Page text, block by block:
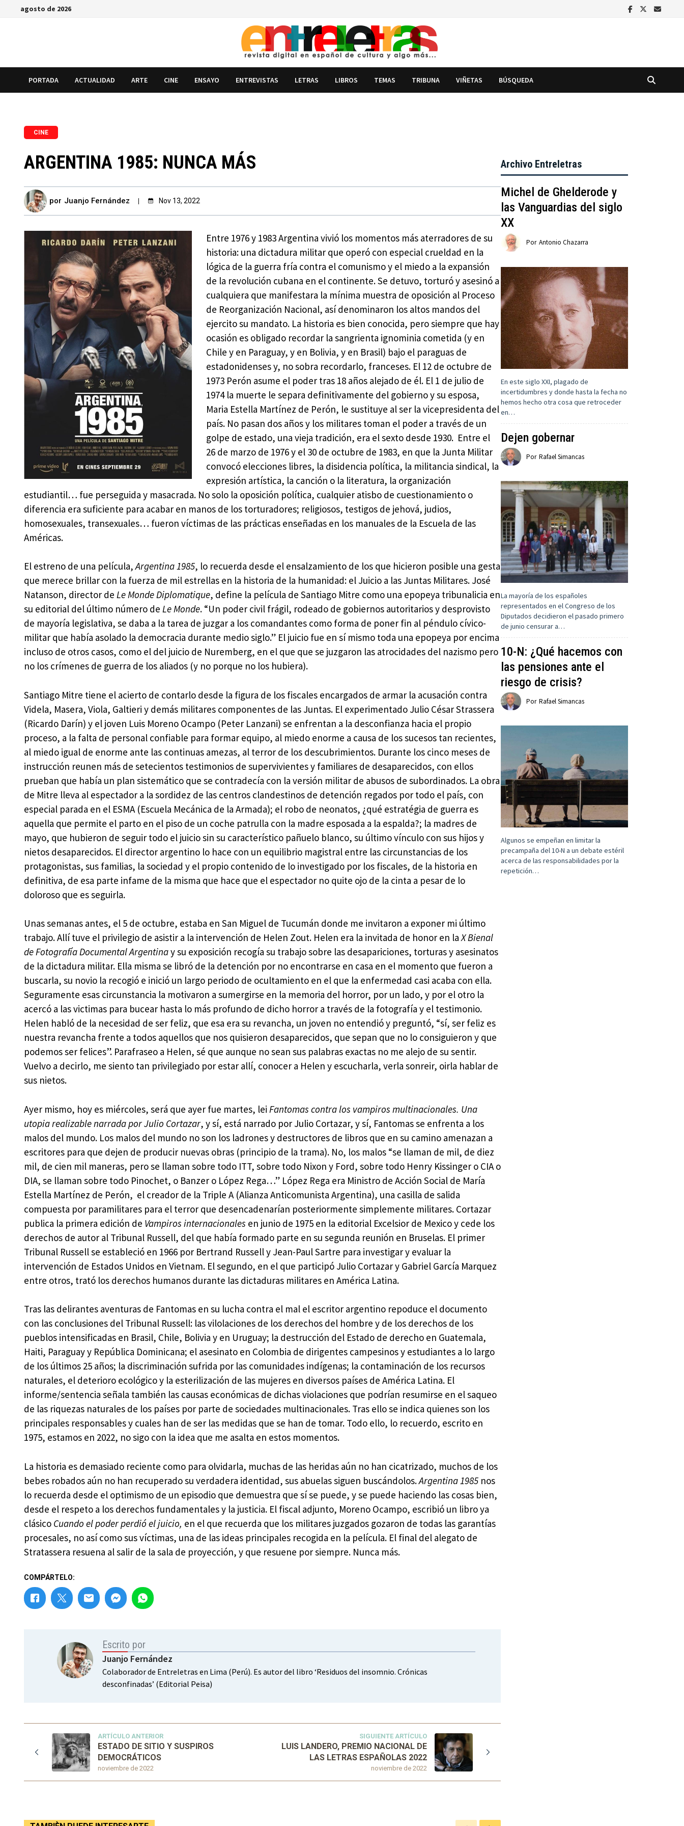
Saltaragosto de 2026
PORTADA ACTUALIDAD ARTE CINE ENSAYO ENTREVISTAS LETRAS LIBROS TEMAS TRIBUNA VIÑETAS BÚSQUEDA
CINE
ARGENTINA 1985: NUNCA MÁS
por Juanjo Fernández Nov 13, 2022
Entre 1976 y 1983 Argentina vivió los momentos más aterradores de su
historia: una dictadura militar que operó con especial crueldad en la
lógica de la guerra fría contra el comunismo y el miedo a la expansión
de la revolución cubana en el continente. Se detuvo, torturó y asesinó a
cualquiera que manifestara la mínima muestra de oposición al Proceso
de Reorganización Nacional, así denominaron los altos mandos del
ejercito su mandato. La historia es bien conocida, pero siempre que hay
ocasión es obligado recordar la sangrienta ignominia cometida (y en
Chile y en Paraguay, y en Bolivia, y en Brasil) bajo el paraguas de
estadonidenses y, no sobra recordarlo, franceses. El 12 de octubre de
1973 Perón asume el poder tras 18 años alejado de él. El 1 de julio de
1974 la muerte le separa definitivamente del gobierno y su esposa,
Maria Estella Martínez de Perón, le sustituye al ser la vicepresidenta del
país. No pasan dos años y los militares toman el poder a través de un
golpe de estado, una vieja tradición, era el sexto desde 1930. Entre el
26 de marzo de 1976 y el 30 de octubre de 1983, en que la Junta Militar
convocó elecciones libres, la disidencia política, la militancia sindical, la
expresión artística, la canción o la literatura, la organización
estudiantil… fue perseguida y masacrada. No solo la oposición política, cualquier atisbo de cuestionamiento o
diferencia era suficiente para acabar en manos de los torturadores; religiosos, testigos de jehová, judios,
homosexuales, transexuales… fueron víctimas de las prácticas enseñadas en los manuales de la Escuela de las
Américas.
El estreno de una película,Argentina 1985, lo recuerda desde el ensalzamiento de los que hicieron posible una gesta
que merece brillar con la fuerza de mil estrellas en la historia de la humanidad: el Juicio a las Juntas Militares. José
Natanson, director de Le Monde Diplomatique, define la película de Santiago Mitre como una epopeya tribunalicia en
su editorial del último número de Le Monde. “Un poder civil frágil, rodeado de gobiernos autoritarios y desprovisto
de mayoría legislativa, se daba a la tarea de juzgar a los comandantes como forma de poner fin al péndulo cívico-
militar que había asolado la democracia durante medio siglo.” El juicio fue en sí mismo toda una epopeya por encima
incluso de otros casos, como el del juicio de Nuremberg, en el que que se juzgaron las atrocidades del nazismo pero
no los crímenes de guerra de los aliados (y no porque no los hubiera).
Santiago Mitre tiene el acierto de contarlo desde la figura de los fiscales encargados de armar la acusación contra
Videla, Masera, Viola, Galtieri y demás militares componentes de las Juntas. El experimentado Julio César Strassera
(Ricardo Darín) y el joven Luis Moreno Ocampo (Peter Lanzani) se enfrentan a la desconfianza hacia el propio
proceso, a la falta de personal confiable para formar equipo, al miedo enorme a causa de los sucesos tan recientes,
al miedo igual de enorme ante las continuas amezas, al terror de los descubrimientos. Durante los cinco meses de
instrucción reunen más de setecientos testimonios de supervivientes y familiares de desaparecidos, con ellos
prueban que había un plan sistemático que se contradecía con la versión militar de abusos de subordinados. La obra
de Mitre lleva al espectador a la sordidez de las centros clandestinos de detención regados por todo el país, con
especial parada en el ESMA (Escuela Mecánica de la Armada); el robo de neonatos, ¿qué estratégia de guerra es
aquella que permite el parto en el piso de un coche patrulla con la madre esposada a la espalda?; la madres de
mayo, que hubieron de seguir todo el juicio sin su característico pañuelo blanco, su último vínculo con sus hijos y
nietos desaparecidos. El director argentino lo hace con un equilibrio magistral entre las circunstancias de los
protagonistas, sus familias, la sociedad y el propio contenido de lo investigado por los fiscales, de la historia en
definitiva, de esa parte infame de la misma que hace que el espectador no quite ojo de la cinta a pesar de lo
doloroso que es seguirla.
Unas semanas antes, el 5 de octubre, estaba en San Miguel de Tucumán donde me invitaron a exponer mi último
trabajo. Allí tuve el privilegio de asistir a la intervención de Helen Zout. Helen era la invitada de honor en laX Bienal
de Fotografía Documental Argentinay su exposición recogía su trabajo sobre las desapariciones, torturas y asesinatos
de la dictadura militar. Ella misma se libró de la detención por no encontrarse en casa en el momento que fueron a
buscarla, su novio la recogió e inició un largo periodo de ocultamiento en el que la enfermedad casi acaba con ella.
Seguramente esas circunstancia la motivaron a sumergirse en la memoria del horror, por un lado, y por el otro la
acercó a las victimas para bucear hasta lo más profundo de dicho horror a través de la fotografía y el testimonio.
Helen habló de la necesidad de ser feliz, que esa era su revancha, un joven no entendió y preguntó, “sí, ser feliz es
nuestra revancha frente a todos aquellos que nos quisieron desaparecidos, que sepan que no lo consiguieron y que
podemos ser felices”. Parafraseo a Helen, sé que aunque no sean sus palabras exactas no me alejo de su sentir.
Vuelvo a decirlo, me siento tan privilegiado por estar allí, conocer a Helen y escucharla, verla sonreir, oirla hablar de
sus nietos.
Ayer mismo, hoy es miércoles, será que ayer fue martes, lei Fantomas contra los vampiros multinacionales. Una
utopia realizable narrada por Julio Cortazar, y sí, está narrado por Julio Cortazar, y sí, Fantomas se enfrenta a los
malos del mundo. Los malos del mundo no son los ladrones y destructores de libros que en su camino amenazan a
escritores para que dejen de producir nuevas obras (principio de la trama). No, los malos “se llaman de mil, de diez
mil, de cien mil maneras, pero se llaman sobre todo ITT, sobre todo Nixon y Ford, sobre todo Henry Kissinger o CIA o
DIA, se llaman sobre todo Pinochet, o Banzer o López Rega…” López Rega era Ministro de Acción Social de María
Estella Martínez de Perón, el creador de la Triple A (Alianza Anticomunista Argentina), una casilla de salida
compuesta por paramilitares para el terror que desencadenarían posteriormente simplemente militares. Cortazar
publica la primera edición de Vampiros internacionales en junio de 1975 en la editorial Excelsior de Mexico y cede los
derechos de autor al Tribunal Russell, del que había formado parte en su segunda reunión en Bruselas. El primer
Tribunal Russell se estableció en 1966 por Bertrand Russell y Jean-Paul Sartre para investigar y evaluar la
intervención de Estados Unidos en Vietnam. El segundo, en el que participó Julio Cortazar y Gabriel García Marquez
entre otros, trató los derechos humanos durante las dictaduras militares en América Latina.
Tras las delirantes aventuras de Fantomas en su lucha contra el mal el escritor argentino repoduce el documento
con las conclusiones del Tribunal Russell: las vilolaciones de los derechos del hombre y de los derechos de los
pueblos intensificadas en Brasil, Chile, Bolivia y en Uruguay; la destrucción del Estado de derecho en Guatemala,
Haiti, Paraguay y República Dominicana; el asesinato en Colombia de dirigentes campesinos y estudiantes a lo largo
de los últimos 25 años; la discriminación sufrida por las comunidades indígenas; la contaminación de los recursos
naturales, el deterioro ecológico y la esterilización de las mujeres en diversos países de América Latina. El
informe/sentencia señala también las causas económicas de dichas violaciones que podrían resumirse en el saqueo
de las riquezas naturales de los países por parte de sociedades multinacionales. Tras ello se indica quienes son los
principales responsables y cuales han de ser las medidas que se han de tomar. Todo ello, lo recuerdo, escrito en
1975, estamos en 2022, no sigo con la idea que me asalta en estos momentos.
La historia es demasiado reciente como para olvidarla, muchas de las heridas aún no han cicatrizado, muchos de los
bebes robados aún no han recuperado su verdadera identidad, sus abuelas siguen buscándolos.Argentina 1985nos
lo recuerda desde el optimismo de un episodio que demuestra que sí se puede, y se puede haciendo las cosas bien,
desde el respeto a los derechos fundamentales y la justicia. El fiscal adjunto, Moreno Ocampo, escribió un libro ya
clásico Cuando el poder perdió el juicio, en el que recuerda que los militares juzgados gozaron de todas las garantías
procesales, no así como sus víctimas, una de las ideas principales recogida en la película. El final del alegato de
Stratassera resuena al salir de la sala de proyección, y que resuene por siempre. Nunca más.
COMPÁRTELO:
Escrito por
Juanjo Fernández
Colaborador de Entreletras en Lima (Perú). Es autor del libro ‘Residuos del insomnio. Crónicas
desconfinadas’ (Editorial Peisa)
ARTÍCULO ANTERIOR
noviembre de 2022
ESTADO DE SITIO Y SUSPIROS
DEMOCRÁTICOS
SIGUIENTE ARTÍCULO
noviembre de 2022
LUIS LANDERO, PREMIO NACIONAL DE
LAS LETRAS ESPAÑOLAS 2022
Archivo Entreletras
Michel de Ghelderode y
las Vanguardias del siglo
XX
Por Antonio Chazarra
En este siglo XXI, plagado de
incertidumbres y donde hasta la fecha no
hemos hecho otra cosa que retroceder
en…
Dejen gobernar
Por Rafael Simancas
La mayoría de los españoles
representados en el Congreso de los
Diputados decidieron el pasado primero
de junio censurar a…
10-N: ¿Qué hacemos con
las pensiones ante el
riesgo de crisis?
Por Rafael Simancas
Algunos se empeñan en limitar la
precampaña del 10-N a un debate estéril
acerca de las responsabilidades por la
repetición…